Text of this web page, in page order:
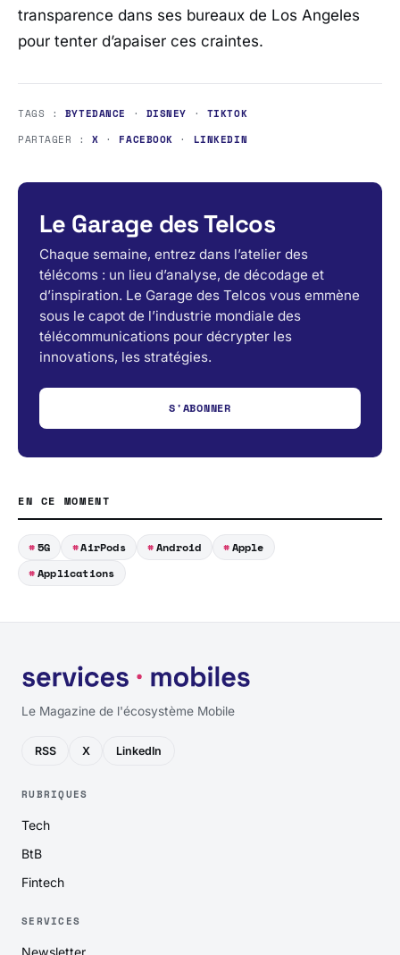
transparence dans ses bureaux de Los Angeles
pour tenter d’apaiser ces craintes.
TAGS : BYTEDANCE · DISNEY · TIKTOK
PARTAGER :X · FACEBOOK · LINKEDIN
Le Garage des Telcos
Chaque semaine, entrez dans l’atelier des
télécoms : un lieu d’analyse, de décodage et
d’inspiration. Le Garage des Telcos vous emmène
sous le capot de l’industrie mondiale des
télécommunications pour décrypter les
innovations, les stratégies.
S'ABONNER
EN CE MOMENT
5G AirPods Android
Apple
Applications
Le Magazine de l'écosystème Mobile
RSS X LinkedIn
RUBRIQUES
Tech
BtB
Fintech
SERVICES